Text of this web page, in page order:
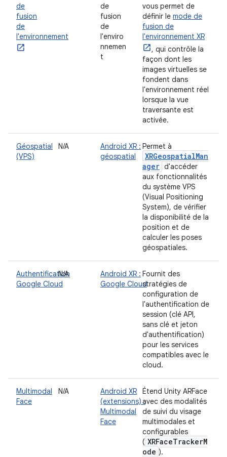
de
fusion
de
l'environnement
de
fusion
de
l'enviro
nnemen
t
vous permet de
définir le mode de
fusion de
l'environnement XR
, qui contrôle la
façon dont les
images virtuelles se
fondent dans
l'environnement réel
lorsque la vue
traversante est
activée.
Géospatial
(VPS)
N/A
Android XR :
géospatial
Permet à
XRGeospatialMan
ager d'accéder
aux fonctionnalités
du système VPS
(Visual Positioning
System), de vérifier
la disponibilité de la
position et de
calculer les poses
géospatiales.
Authentification
Google Cloud
N/A
Android XR :
Google Cloud
Fournit des
stratégies de
configuration de
l'authentification de
session (clé API,
sans clé et jeton
d'authentification)
pour les services
compatibles avec le
cloud.
Multimodal
Face
N/A
Android XR
(extensions) :
Multimodal
Face
Étend Unity ARFace
avec des modalités
de suivi du visage
multimodales et
configurables
( XRFaceTrackerM
ode ).